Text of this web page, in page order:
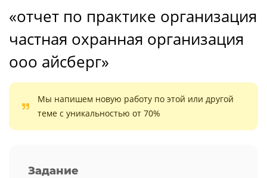
«отчет по практике организация
частная охранная организация
ооо айсберг»
Мы напишем новую работу по этой или другой
теме с уникальностью от 70%
Задание